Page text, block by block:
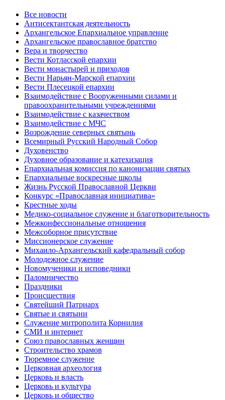
Все новости
Антисектантская деятельность
Архангельское Епархиальное управление
Архангельское православное братство
Вера и творчество
Вести Котласской епархии
Вести монастырей и приходов
Вести Нарьян-Марской епархии
Вести Плесецкой епархии
Взаимодействие с Вооруженными силами и
правоохранительными учреждениями
Взаимодействие с казачеством
Взаимодействие с МЧС
Возрождение северных святынь
Всемирный Русский Народный Собор
Духовенство
Духовное образование и катехизация
Епархиальная комиссия по канонизации святых
Епархиальные воскресные школы
Жизнь Русской Православной Церкви
Конкурс «Православная инициатива»
Крестные ходы
Медико-социальное служение и благотворительность
Межконфессиональные отношения
Межсоборное присутствие
Миссионерское служение
Михаило-Архангельский кафедральный собор
Молодежное служение
Новомученики и исповедники
Паломничество
Праздники
Происшествия
Святейший Патриарх
Святые и святыни
Служение митрополита Корнилия
СМИ и интернет
Союз православных женщин
Строительство храмов
Тюремное служение
Церковная археология
Церковь и власть
Церковь и культура
Церковь и общество